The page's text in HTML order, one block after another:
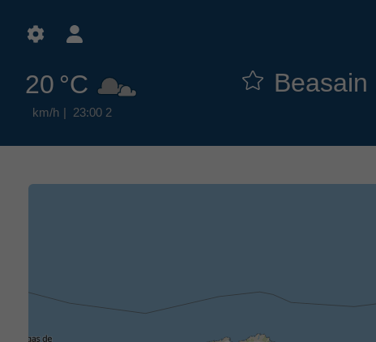
20 °C
2 km/h
23:00